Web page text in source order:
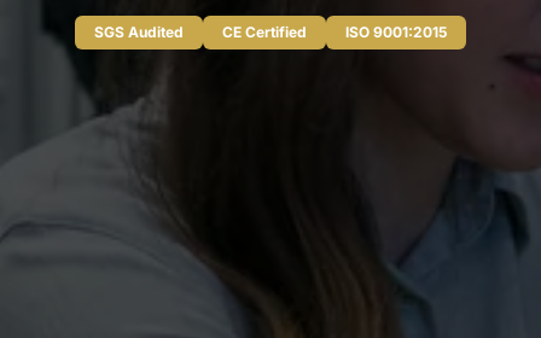
ISO 9001:2015
CE Certified
SGS Audited